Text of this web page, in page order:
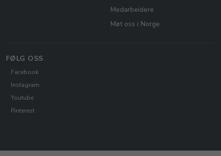
Medarbeidere
Møt oss i Norge
FØLG OSS
Facebook
Instagram
Youtube
Pinterest